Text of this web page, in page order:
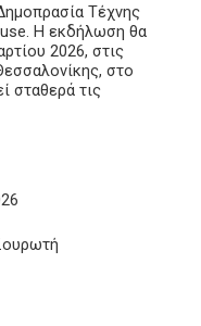
Τέχνης
Η εκδήλωση θα
2026, στις
στο
σταθερά τις